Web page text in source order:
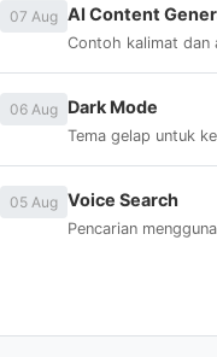
07 Aug AI Content
Contoh kalimat dan
06 Aug Dark Mode
Tema gelap untuk
05 Aug Voice Search
Pencarian